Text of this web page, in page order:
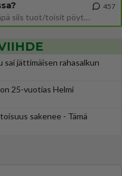
Siinäpä se kysymys on otsikossa. Mitäpä siis tuot/toisit pöytään parisuhteessa? Oletko mies vai nainen? Koetko sen mitä
457
sai jättimäisen rahasalkun
25-vuotias Helmi
sakenee - Tämä